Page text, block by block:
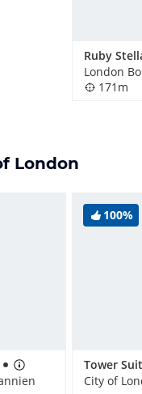
171m
London
100%
City of